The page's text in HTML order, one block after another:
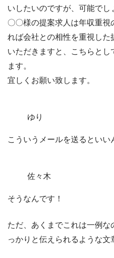
いしたいのですが、可能でし
〇〇様の提案求人は年収重
れば会社との相性を重視し
いただきますと、こちらとし
ます。
宜しくお願い致します。
ゆり
こういうメールを送るといい
佐々木
そうなんです！
ただ、あくまでこれは一例な
っかりと伝えられるような文